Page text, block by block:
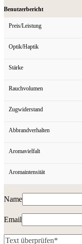
Benutzerbericht
Preis/Leistung
Optik/Haptik
Stärke
Rauchvolumen
Zugwiderstand
Abbrandverhalten
Aromavielfalt
Aromaintensität
Name
Email